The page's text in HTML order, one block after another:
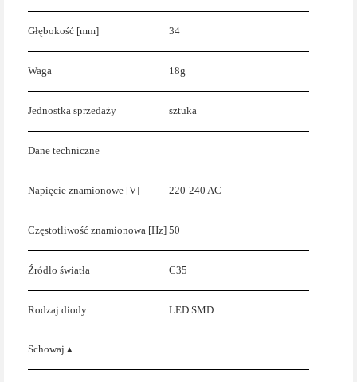
Głębokość [mm] 34
Waga 18g
Jednostka sprzedaży sztuka
Dane techniczne
Napięcie znamionowe [V] 220-240 AC
Częstotliwość znamionowa [Hz] 50
Źródło światła C35
Rodzaj diody LED SMD
Schowaj ▴